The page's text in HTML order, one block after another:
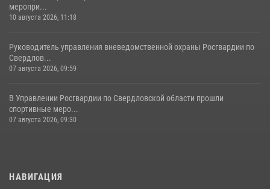
меропри...
10 августа 2026, 11:18
Руководитель управления вневедомственной охраны Росгвардии по
Свердлов...
07 августа 2026, 09:59
В Управлении Росгвардии по Свердловской области прошли
спортивные меро...
07 августа 2026, 09:30
НАВИГАЦИЯ